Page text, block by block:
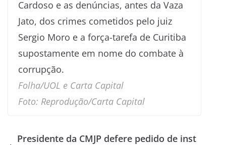
Cardoso e as denúncias, antes da Vaza
Jato, dos crimes cometidos pelo juiz
Sergio Moro e a força-tarefa de Curitiba
supostamente em nome do combate à
corrupção.
Folha/UOL e Carta Capital
Foto: Reprodução/Carta Capital
Presidente da CMJP defere pedido de inst